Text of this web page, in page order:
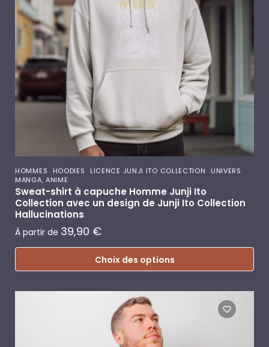
HOMMES, HOODIES, LICENCE JUNJI ITO COLLECTION, UNIVERS
MANGA, ANIME
Sweat-shirt à capuche Homme Junji Ito
Collection avec un design de Junji Ito Collection
Hallucinations
À partir de 39,90 €
Choix des options